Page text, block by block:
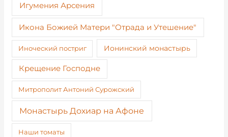
Игумения Арсения
Икона Божией Матери "Отрада и Утешение"
Иноческий постриг Ионинский монастырь
Крещение Господне
Митрополит Антоний Сурожский
Монастырь Дохиар на Афоне
Наши томаты